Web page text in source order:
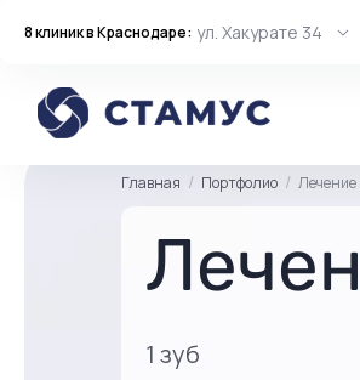
8 клиник в Краснодаре: ул. Хакурате 34
Главная Портфолио Лечение
1 зуб